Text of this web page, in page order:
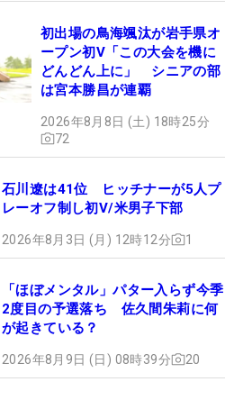
初出場の鳥海颯汰が岩手県オ
ープン初V「この大会を機に
どんどん上に」 シニアの部
は宮本勝昌が連覇
2026年8月8日 (土) 18時25分
72
石川遼は41位 ヒッチナーが5人プ
レーオフ制し初V/米男子下部
2026年8月3日 (月) 12時12分 1
「ほぼメンタル」パター入らず今季
2度目の予選落ち 佐久間朱莉に何
が起きている？
2026年8月9日 (日) 08時39分 20